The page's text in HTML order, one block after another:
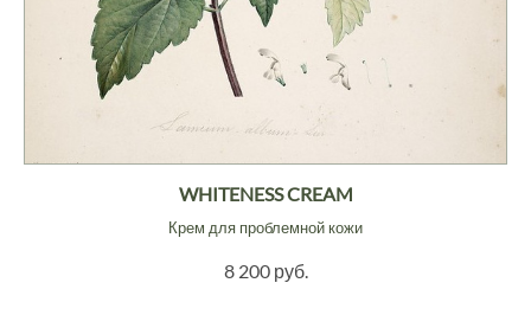
WHITENESS CREAM
Крем для проблемной кожи
8 200 руб.